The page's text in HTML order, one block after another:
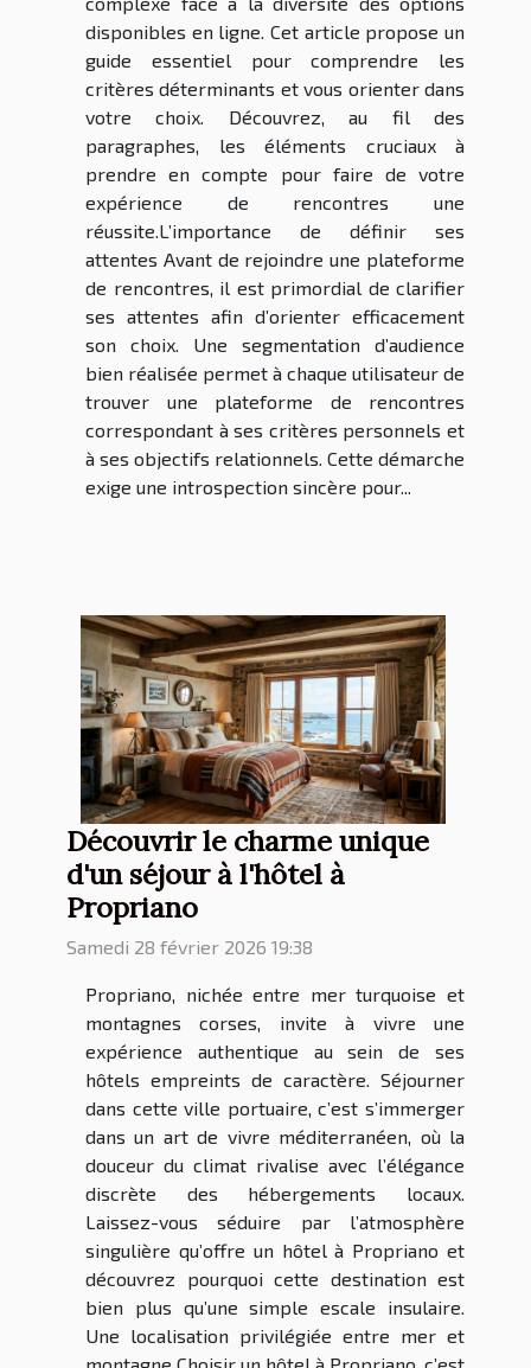
disponibles en ligne. Cet article propose un
guide essentiel pour comprendre les
critères déterminants et vous orienter dans
votre choix. Découvrez, au fil des
paragraphes, les éléments cruciaux à
prendre en compte pour faire de votre
expérience de rencontres une
réussite.L’importance de définir ses
attentes Avant de rejoindre une plateforme
de rencontres, il est primordial de clarifier
ses attentes afin d’orienter efficacement
son choix. Une segmentation d’audience
bien réalisée permet à chaque utilisateur de
trouver une plateforme de rencontres
correspondant à ses critères personnels et
à ses objectifs relationnels. Cette démarche
exige une introspection sincère pour...
Découvrir le charme unique
d'un séjour à l'hôtel à
Propriano
Samedi 28 février 2026 19:38
Propriano, nichée entre mer turquoise et
montagnes corses, invite à vivre une
expérience authentique au sein de ses
hôtels empreints de caractère. Séjourner
dans cette ville portuaire, c’est s’immerger
dans un art de vivre méditerranéen, où la
douceur du climat rivalise avec l’élégance
discrète des hébergements locaux.
Laissez-vous séduire par l’atmosphère
singulière qu’offre un hôtel à Propriano et
découvrez pourquoi cette destination est
bien plus qu’une simple escale insulaire.
Une localisation privilégiée entre mer et